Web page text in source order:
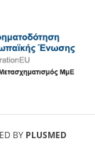
BY PLUSMED